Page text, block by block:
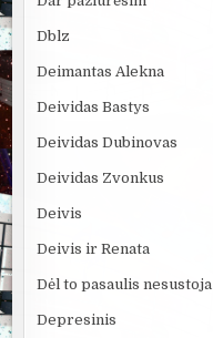
Dblz
Deimantas Alekna
Deividas Bastys
Deividas Dubinovas
Deividas Zvonkus
Deivis
Deivis ir Renata
Dėl to pasaulis nesustoja
Depresinis